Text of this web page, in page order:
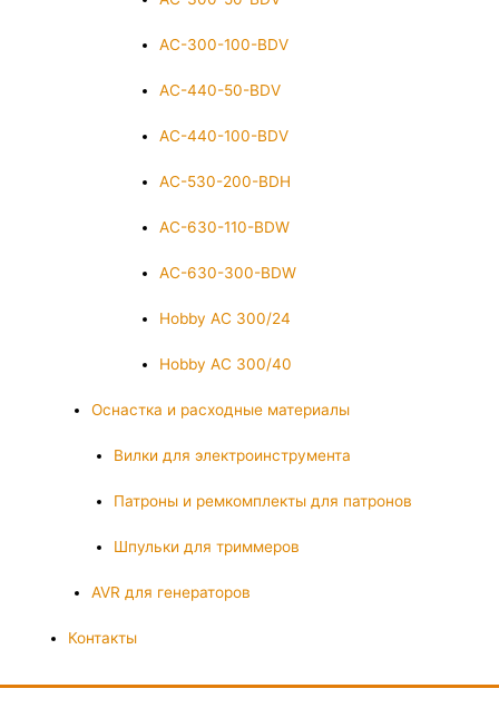
AC-300-100-BDV
AC-440-50-BDV
AC-440-100-BDV
AC-530-200-BDH
AC-630-110-BDW
AC-630-300-BDW
Hobby AC 300/24
Hobby AC 300/40
Оснастка и расходные материалы
Вилки для электроинструмента
Патроны и ремкомплекты для патронов
Шпульки для триммеров
AVR для генераторов
Контакты